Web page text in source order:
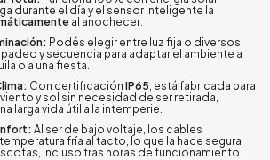
durante el día y el sensor inteligente la
al anochecer.
Podés elegir entre luz fija o diversos
y secuencia para adaptar el ambiente a
o a una fiesta.
Con certificación IP65, está fabricada para
y sol sin necesidad de ser retirada,
larga vida útil a la intemperie.
Al ser de bajo voltaje, los cables
fría al tacto, lo que la hace segura
incluso tras horas de funcionamiento.